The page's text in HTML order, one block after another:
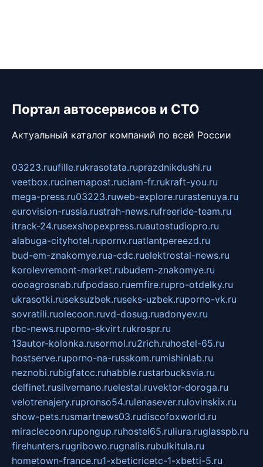
Портал автосервисов и СТО
Актуальный каталог компаний по всей России
03223.ruufille.rukrasotata.ruprazdnikdushi.ru
veetbox.rucinemapost.ruciam-fr.rukraft-you.ru
mega-press.ru03223.ruweb-explore.rurastenuya.ru
eurovision-russia.rustrah-news.rufreeride-team.ru
itrack-24.rusexshopexpress.ruautostudiopro.ru
alabuga-cityhotel.rupornv.ruatlantpereezd.ru
bud-em-znakomye.rua-cdc.ruelektrostal-news.ru
korolevremont-market.rubudem-znakomye.ru
oooagrosnab.rufpodaso.ruemfire.rupro-otdelky.ru
ukrasotki.ruseksuzbek.ruseks-uzbek.ruporno-vk.ru
sovratili.ruolecoon.ruvd-dosug.ruadonyev.ru
rbc-news.ruporno-skvirt.rukrospr.ru
13autor-kolonka.rusormol.ru2rich.ruhostel-65.ru
hostserve.ruporno-na-russkom.rumishinlab.ru
neznobi.rubigfatcc.ruhabble.rustarbucksvia.ru
delfinet.rusilvernano.ruelestal.ruvektor-doroga.ru
velotrenajery.rupronso54.rulenasever.rulovinskix.ru
show-pets.rusmartnews03.rudiscofoxworld.ru
miraclecoon.rupongup.ruhostel65.ruliura.ruglasspb.ru
firehunters.rugribowo.rugnalis.rubulkitula.ru
hometown-france.ru1-xbeticricetc-1-xbetti-5.ru